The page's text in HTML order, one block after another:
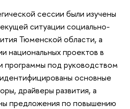
сессии были изучены
ситуации социально-
Тюменской области, а
национальных проектов в
программы под руководством
основные
драйверы развития, а
предложения по повышению